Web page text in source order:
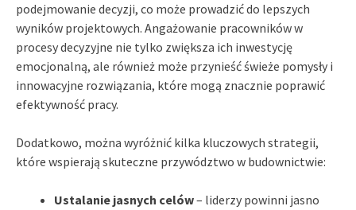
podejmowanie decyzji, co może prowadzić do lepszych
wyników projektowych. Angażowanie pracowników w
procesy decyzyjne nie tylko zwiększa ich inwestycję
emocjonalną, ale również może przynieść świeże pomysły i
innowacyjne rozwiązania, które mogą znacznie poprawić
efektywność pracy.
Dodatkowo, można wyróżnić kilka kluczowych strategii,
które wspierają skuteczne przywództwo w budownictwie:
Ustalanie jasnych celów– liderzy powinni jasno